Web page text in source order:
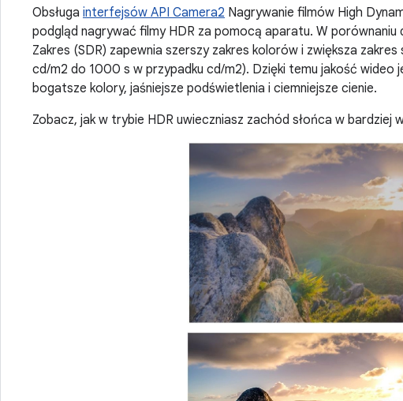
Obsługa interfejsów API Camera2 Nagrywanie filmów High
podgląd nagrywać filmy HDR za pomocą aparatu. W
Zakres (SDR) zapewnia szerszy zakres kolorów i zwiększa
cd/m2 do 1000 s w przypadku cd/m2). Dzięki temu jakość
bogatsze kolory, jaśniejsze podświetlenia i ciemniejsze cienie.
Zobacz, jak w trybie HDR uwieczniasz zachód słońca w bardziej